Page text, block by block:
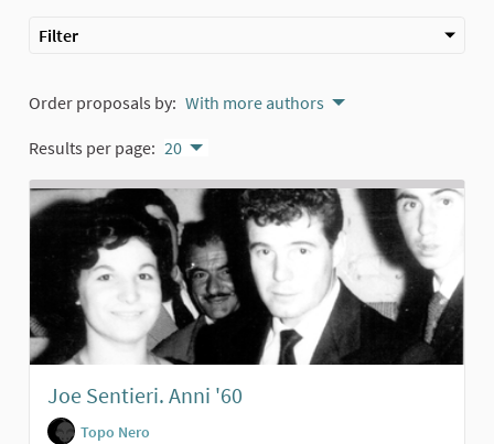
Filter
Order proposals by: With more authors
Results per page: 20
Joe Sentieri. Anni '60
Topo Nero